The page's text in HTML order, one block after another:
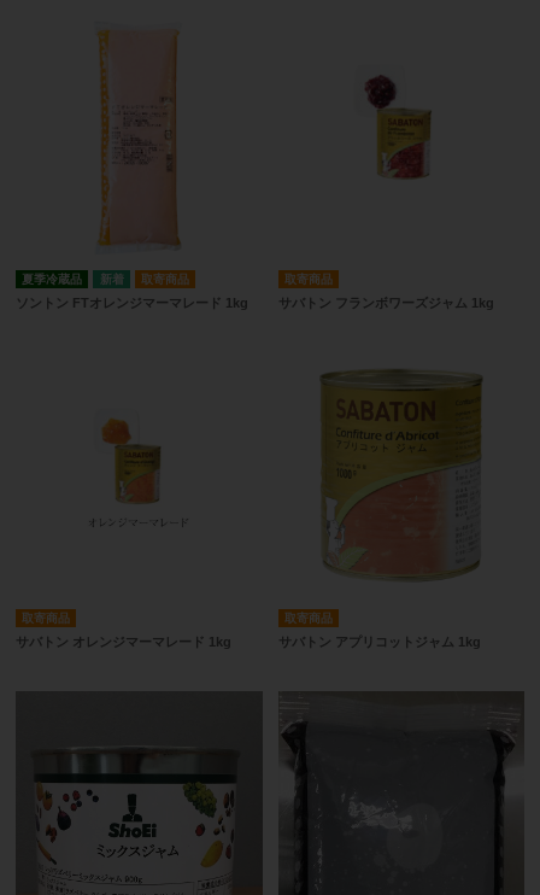
夏季冷蔵品 取寄商品
ソントン FTオレンジマーマレード 1kg
取寄商品
サバトン フランボワーズジャム 1kg
取寄商品
サバトン オレンジマーマレード 1kg
取寄商品
サバトン アプリコットジャム 1kg